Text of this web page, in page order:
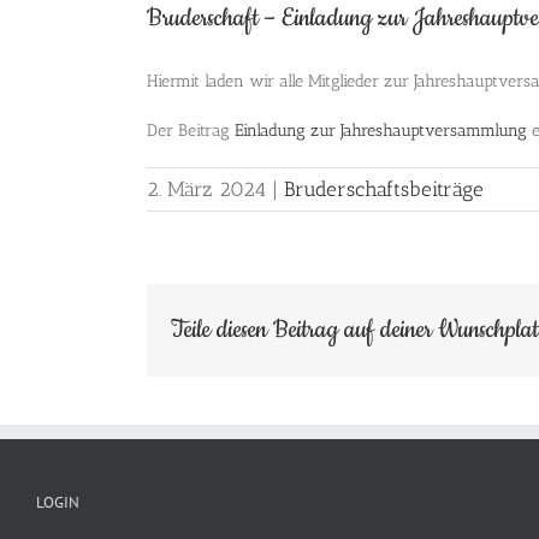
Bruderschaft – Einladung zur
Hiermit laden wir alle Mitglieder zur
Der Beitrag Einladung zur Jahreshauptversammlung
2. März 2024 | Bruderschaftsbeiträge
Teile diesen Beitrag auf deiner
LOGIN